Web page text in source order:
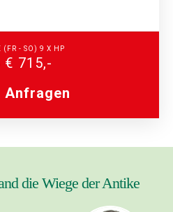
(FR - SO) 9 X HP
€ 715,-
die Wiege der Antike